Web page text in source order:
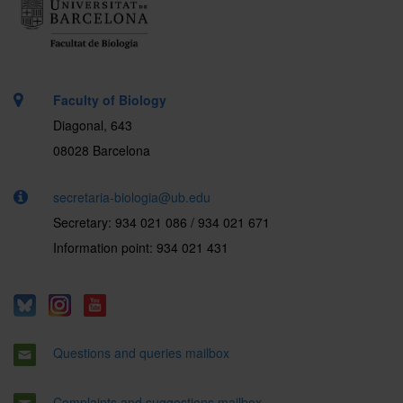
Faculty of Biology
Diagonal, 643
08028 Barcelona
secretaria-biologia@ub.edu
Secretary: 934 021 086 / 934 021 671
Information point: 934 021 431
Questions and queries mailbox